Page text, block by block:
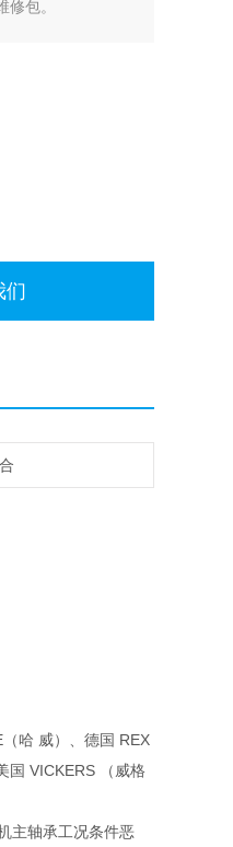
包。
们
哈 威）、德国 REX
国 VICKERS （威格
主轴承工况条件恶